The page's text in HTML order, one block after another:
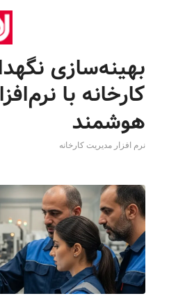
بهینه‌سازی
کارخانه با
هوشمند
نرم افزار مدیریت کارخانه